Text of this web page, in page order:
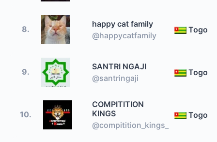
8.
happy cat family
@happycatfamily
Togo
9.
SANTRI NGAJI
@santringaji
Togo
10.
COMPITITION
KINGS
@compitition_kings_
Togo